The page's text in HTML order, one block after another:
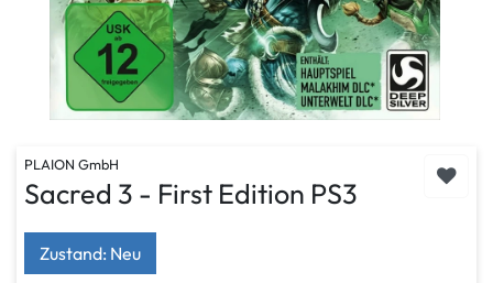
PLAION GmbH
Sacred 3 - First Edition PS3
Zustand: Neu